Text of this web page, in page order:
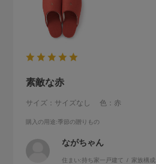
素敵な赤
サイズ：サイズなし 色：赤
購入の用途:季節の贈りもの
ながちゃん
住まい:持ち家一戸建て 家族構成: